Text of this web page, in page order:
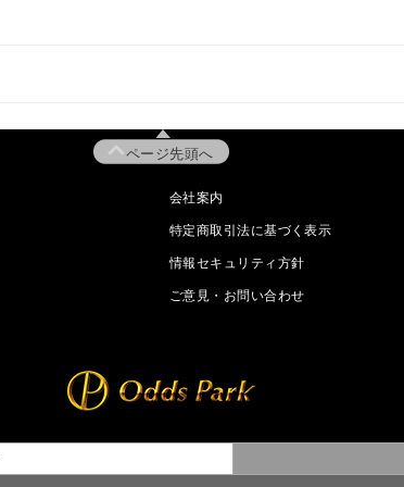
ページ先頭へ
会社案内
特定商取引法に基づく表示
情報セキュリティ方針
ご意見・お問い合わせ